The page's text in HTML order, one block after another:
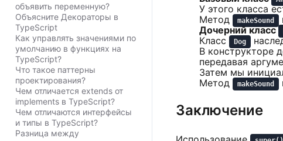
объявить переменную?
Объясните Декораторы в
TypeScript
Как управлять значениями по
умолчанию в функциях на
TypeScript?
Что такое паттерны
проектирования?
Чем отличается extends от
implements в TypeScript?
Чем отличаются интерфейсы
и типы в TypeScript?
Разница между
У этого класса
Метод
makeSound
Дочерний класс
Класс
Dog
В конструкторе
передавая
Затем мы
Метод
makeSound
Заключение